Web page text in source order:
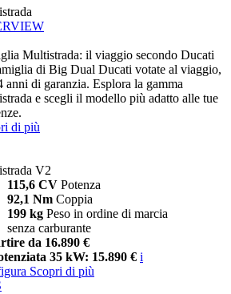
Multistrada: il viaggio secondo Ducati
di Big Dual Ducati votate al viaggio,
anni di garanzia. Esplora la gamma
e scegli il modello più adatto alle tue
di più
V2
115,6 CV Potenza
92,1 Nm Coppia
199 kg Peso in ordine di marcia
senza carburante
da 16.890 €
35 kW: 15.890 € i
Scopri di più